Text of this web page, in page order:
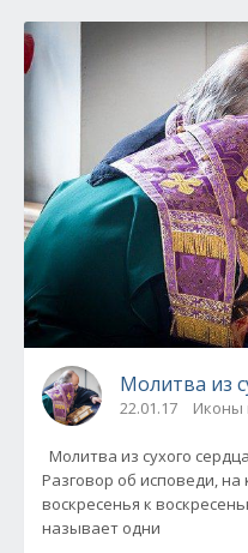
Молитва из
22.01.17 Иконы
Молитва из сухого
Разговор об исповеди, на
воскресенья к
называет одни